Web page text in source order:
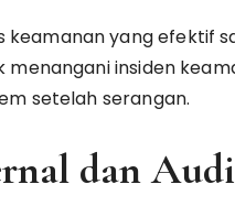
yang efektif
insiden
setelah serangan.
dan